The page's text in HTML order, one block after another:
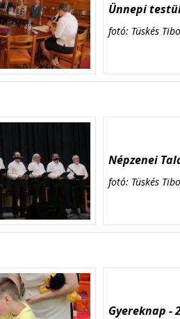
Ünnepi
fotó: Tüskés
Népzenei
fotó: Tüskés
Gyereknap -